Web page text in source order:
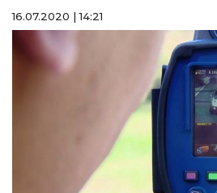
16.07.2020 | 14:21